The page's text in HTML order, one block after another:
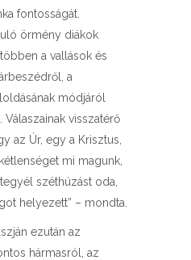
fontosságát.
örmény diákok
a vallások és
a
módjáról
Válaszainak visszatérő
az Úr, egy a Krisztus,
mi magunk,
széthúzást oda,
helyezett” – mondta.
ezután az
hármasról, az